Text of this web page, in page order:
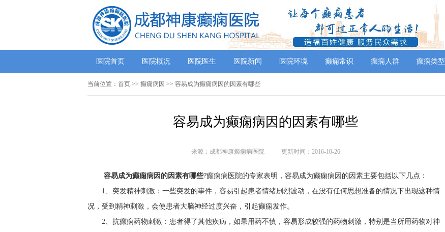
医院首页 医院概况 医院医生 医院新闻 医院环境 癫痫常识 癫痫人群 癫痫类型
当前位置： 首页 >> 癫痫病因 >> 容易成为癫痫病因的因素有哪些
容易成为癫痫病因的因素有哪些
来源：成都神康癫痫病医院 更新时间：2016-10-26
容易成为癫痫病因的因素有哪些?癫痫病医院的专家表明，容易成为癫痫病因的因素主要包括以下几点：
1、突发精神刺激：一些突发的事件，容易引起患者情绪剧烈波动，在没有任何思想准备的情况下出现这种情
况，受到精神刺激，会使患者大脑神经过度兴奋，引起癫痫发作。
2、抗癫痫药物刺激：患者得了其他疾病，如果用药不慎，容易形成较强的药物刺激，特别是当所用药物对神